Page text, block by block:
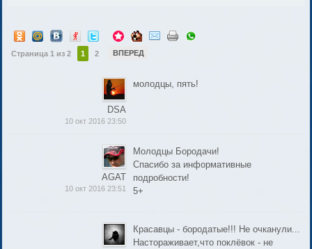
Страница 1 из 2 1 2 ВПЕРЕД
DSA
10 окт 2016 23:50
молодцы, пять!
AGAT
10 окт 2016 23:51
Молодцы Бородачи!
Спасибо за информативные
подробности!
5+
Красавцы - бородатые!!! Не очканули...
Настораживает,что поклёвок - не